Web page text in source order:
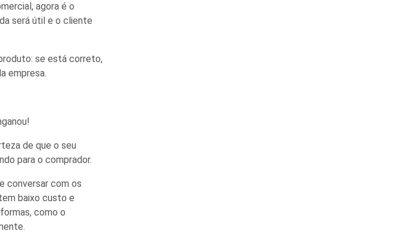
, agora é o
será útil e o cliente
se está correto,
empresa.
de que o seu
para o comprador.
conversar com os
baixo custo e
como o